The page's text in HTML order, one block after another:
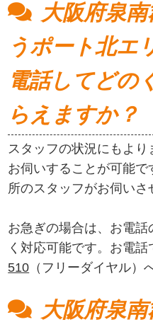
大阪府泉
うポート北エ
電話してどの
らえますか？
スタッフの状況にもよ
お伺いすることが可能
所のスタッフがお伺いさ
お急ぎの場合は、お電
く対応可能です。お電
510 （フリーダイヤル）
大阪府泉